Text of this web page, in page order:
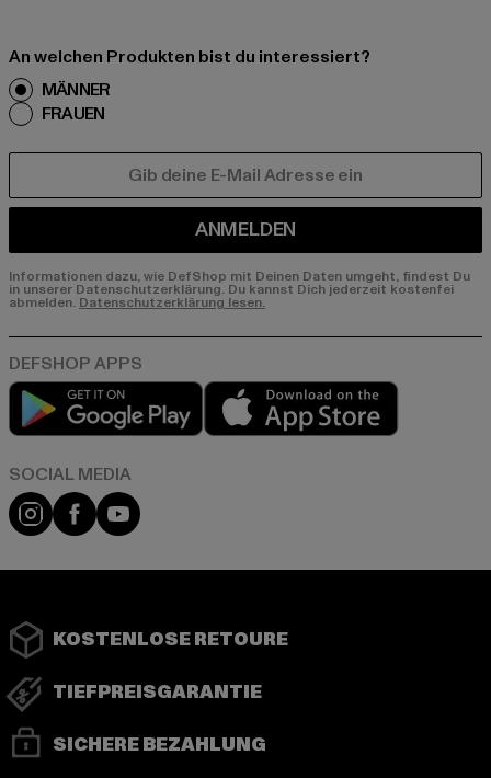
An welchen Produkten bist du interessiert?
MÄNNER
FRAUEN
ANMELDEN
Informationen dazu, wie DefShop mit Deinen Daten umgeht, findest Du
in unserer Datenschutzerklärung. Du kannst Dich jederzeit kostenfei
abmelden. Datenschutzerklärung lesen.
Play market
Instagram
FacebookYouTube
KOSTENLOSE RETOURE
TIEFPREISGARANTIE
SICHERE BEZAHLUNG